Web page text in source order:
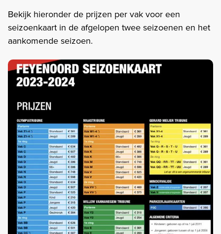
Bekijk hieronder de prijzen per vak voor een
seizoenkaart in de afgelopen twee seizoenen en het
aankomende seizoen.